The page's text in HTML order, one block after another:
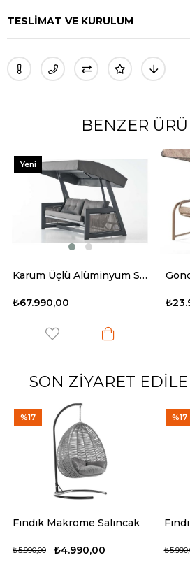
TESLIMAT VE KURULUM
BENZER
Karum Üçlü Alüminyum Salıncak
₺67.990,00
Yeni
SON ZIYARET
Fındık Makrome Salıncak
₺4.990,00
₺5.990,00
%17 %17